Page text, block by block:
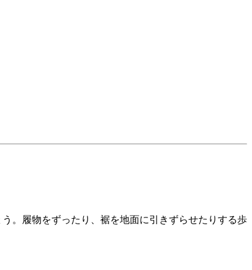
。履物をずったり、裾を地面に引きずらせたりする歩